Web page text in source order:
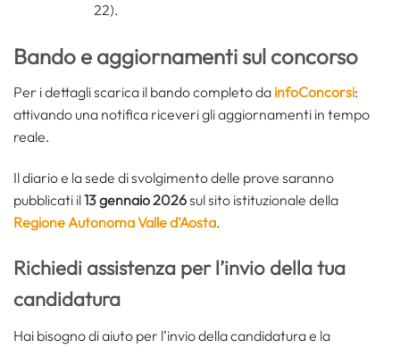
22).
Bando e aggiornamenti sul concorso
Per i dettagli scarica il bando completo da infoConcorsi:
attivando una notifica riceveri gli aggiornamenti in tempo
reale.
Il diario e la sede di svolgimento delle prove saranno
pubblicati il13 gennaio 2026sul sito istituzionale della
Regione Autonoma Valle d’Aosta.
Richiedi assistenza per l’invio della tua
candidatura
Hai bisogno di aiuto per l’invio della candidatura e la